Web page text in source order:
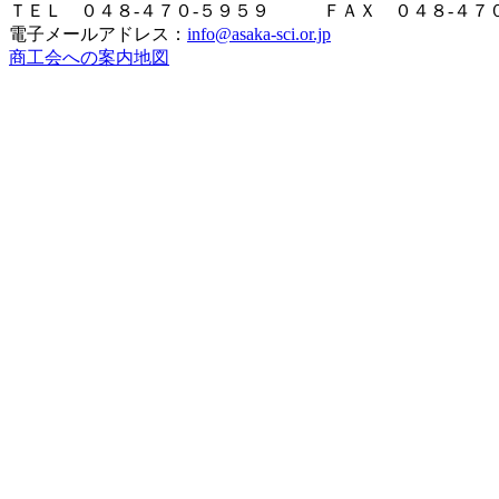
ＴＥＬ ０４８-４７０-５９５９ ＦＡＸ ０４８-４７
電子メールアドレス： info@asaka-sci.or.jp
商工会への案内地図